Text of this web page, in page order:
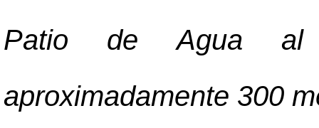
Patio de Agua al
aproximadamente 300